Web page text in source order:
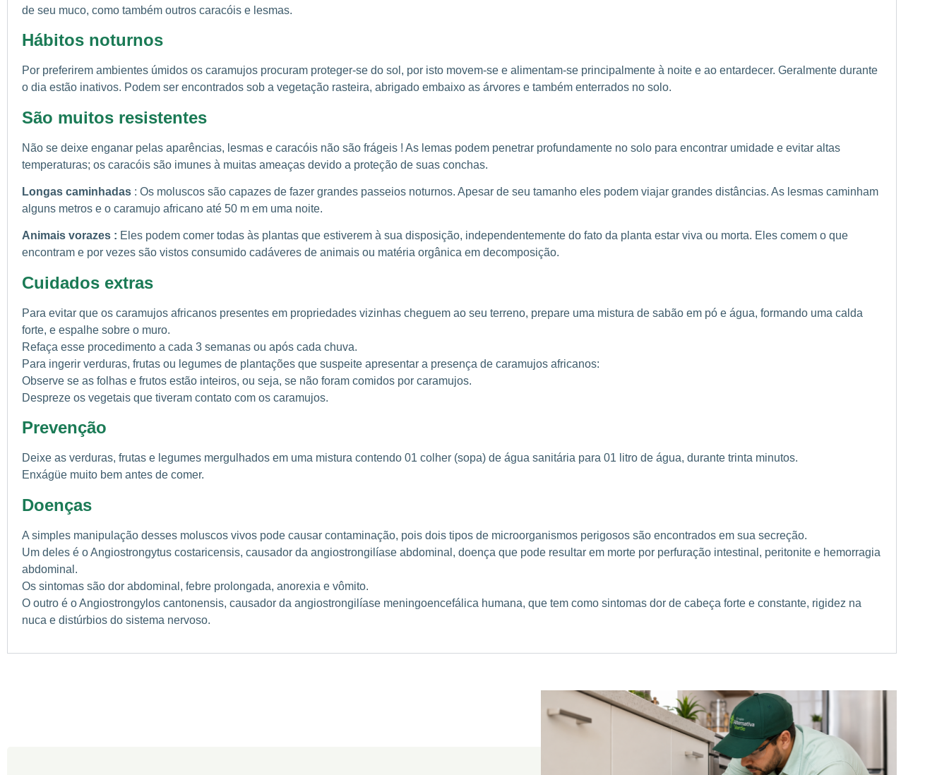
de seu muco, como também outros caracóis e lesmas.
Hábitos noturnos
Por preferirem ambientes úmidos os caramujos procuram proteger-se do sol, por isto movem-se e alimentam-se principalmente à noite e ao entardecer. Geralmente durante
o dia estão inativos. Podem ser encontrados sob a vegetação rasteira, abrigado embaixo as árvores e também enterrados no solo.
São muitos resistentes
Não se deixe enganar pelas aparências, lesmas e caracóis não são frágeis ! As lemas podem penetrar profundamente no solo para encontrar umidade e evitar altas
temperaturas; os caracóis são imunes à muitas ameaças devido a proteção de suas conchas.
Longas caminhadas : Os moluscos são capazes de fazer grandes passeios noturnos. Apesar de seu tamanho eles podem viajar grandes distâncias. As lesmas caminham
alguns metros e o caramujo africano até 50 m em uma noite.
Animais vorazes : Eles podem comer todas às plantas que estiverem à sua disposição, independentemente do fato da planta estar viva ou morta. Eles comem o que
encontram e por vezes são vistos consumido cadáveres de animais ou matéria orgânica em decomposição.
Cuidados extras
Para evitar que os caramujos africanos presentes em propriedades vizinhas cheguem ao seu terreno, prepare uma mistura de sabão em pó e água, formando uma calda
forte, e espalhe sobre o muro.
Refaça esse procedimento a cada 3 semanas ou após cada chuva.
Para ingerir verduras, frutas ou legumes de plantações que suspeite apresentar a presença de caramujos africanos:
Observe se as folhas e frutos estão inteiros, ou seja, se não foram comidos por caramujos.
Despreze os vegetais que tiveram contato com os caramujos.
Prevenção
Deixe as verduras, frutas e legumes mergulhados em uma mistura contendo 01 colher (sopa) de água sanitária para 01 litro de água, durante trinta minutos.
Enxágüe muito bem antes de comer.
Doenças
A simples manipulação desses moluscos vivos pode causar contaminação, pois dois tipos de microorganismos perigosos são encontrados em sua secreção.
Um deles é o Angiostrongytus costaricensis, causador da angiostrongilíase abdominal, doença que pode resultar em morte por perfuração intestinal, peritonite e hemorragia
abdominal.
Os sintomas são dor abdominal, febre prolongada, anorexia e vômito.
O outro é o Angiostrongylos cantonensis, causador da angiostrongilíase meningoencefálica humana, que tem como sintomas dor de cabeça forte e constante, rigidez na
nuca e distúrbios do sistema nervoso.